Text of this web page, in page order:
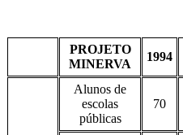
PROJETO
MINERVA
1994
Alunos de
escolas
públicas
70